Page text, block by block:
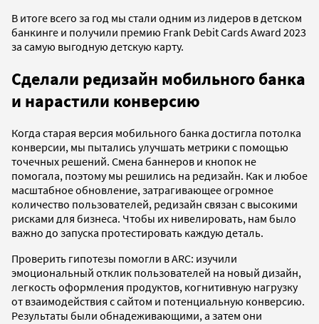
В итоге всего за год мы стали одним из лидеров в детском
банкинге и получили премию Frank Debit Cards Award 2023
за самую выгодную детскую карту.
Сделали редизайн мобильного банка
и нарастили конверсию
Когда старая версия мобильного банка достигла потолка
конверсии, мы пытались улучшать метрики с помощью
точечных решений. Смена баннеров и кнопок не
помогала, поэтому мы решились на редизайн. Как и любое
масштабное обновление, затрагивающее огромное
количество пользователей, редизайн связан с высокими
рисками для бизнеса. Чтобы их нивелировать, нам было
важно до запуска протестировать каждую деталь.
Проверить гипотезы помогли в ARC: изучили
эмоциональный отклик пользователей на новый дизайн,
легкость оформления продуктов, когнитивную нагрузку
от взаимодействия с сайтом и потенциальную конверсию.
Результаты были обнадеживающими, а затем они